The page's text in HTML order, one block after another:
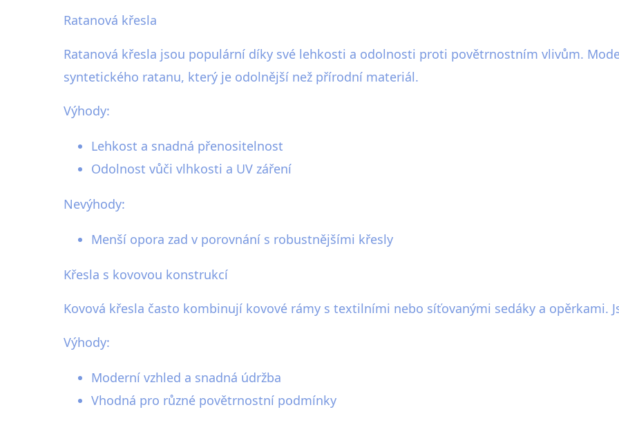
Ratanová křesla
Ratanová křesla jsou populární díky své lehkosti a odolnosti proti povětrnostním vlivům.
syntetického ratanu, který je odolnější než přírodní materiál.
Výhody:
Lehkost a snadná přenositelnost
Odolnost vůči vlhkosti a UV záření
Nevýhody:
Menší opora zad v porovnání s robustnějšími křesly
Křesla s kovovou konstrukcí
Kovová křesla často kombinují kovové rámy s textilními nebo síťovanými sedáky a opěrkami.
Výhody:
Moderní vzhled a snadná údržba
Vhodná pro různé povětrnostní podmínky